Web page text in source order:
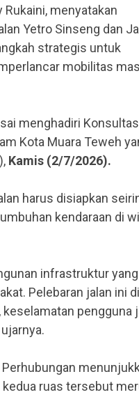
Rukaini, menyatakan
Yetro Sinseng dan
strategis untuk
mobilitas
menghadiri
Kota Muara Teweh
Kamis (2/7/2026).
harus disiapkan
kendaraan di
infrastruktur yang
Pelebaran jalan ini
pengguna
ruas tersebut